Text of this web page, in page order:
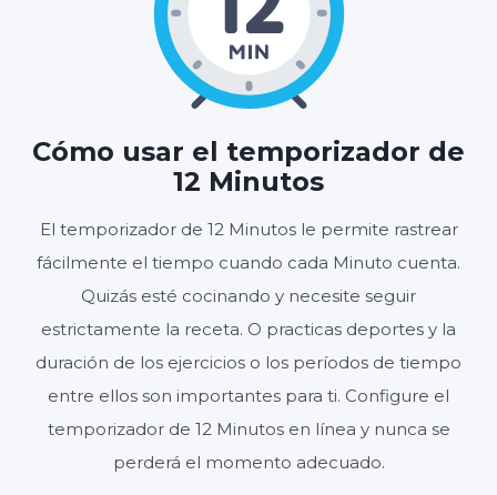
Cómo usar el temporizador de
12 Minutos
El temporizador de 12 Minutos le permite rastrear
fácilmente el tiempo cuando cada Minuto cuenta.
Quizás esté cocinando y necesite seguir
estrictamente la receta. O practicas deportes y la
duración de los ejercicios o los períodos de tiempo
entre ellos son importantes para ti. Configure el
temporizador de 12 Minutos en línea y nunca se
perderá el momento adecuado.
12
MINUTOS
: 00
SEGUNDOS
Inicio Reiniciar Ajustes